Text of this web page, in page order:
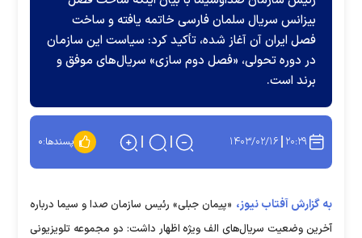
بیزانس سریال سلمان فارسی خاتمه یافته و ساخت
فصل ایران آن آغاز شده، تأکید کرد: سیاست این سازمان
در دوره تحولی، «فصل دوم سازی» سریال‌های موفق و
برند است.
۲۰:۲۹ ۱۴۰۳/۰۲/۱۶ پسندها:۰
به گزارش آفتاب نیوز، «پیمان جبلی» رئیس سازمان صدا و سیما درباره
آخرین وضعیت سریال‌های الف ویژه اظهار داشت: دو مجموعه تلویزیونی